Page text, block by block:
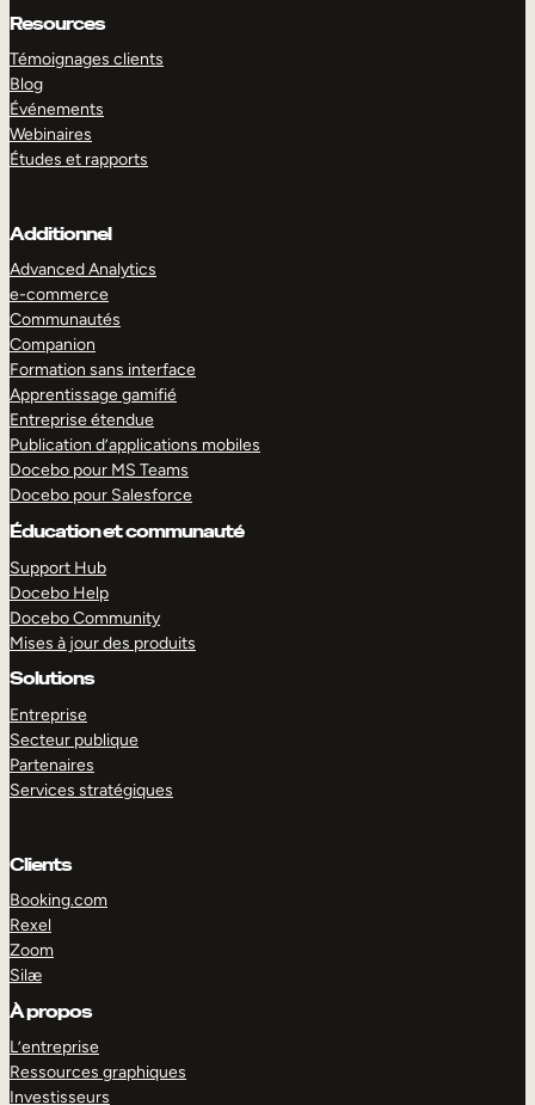
Resources
Témoignages clients
Blog
Événements
Webinaires
Études et rapports
Additionnel
Advanced Analytics
e-commerce
Communautés
Companion
Formation sans interface
Apprentissage gamifié
Entreprise étendue
Publication d’applications mobiles
Docebo pour MS Teams
Docebo pour Salesforce
Éducation et communauté
Support Hub
Docebo Help
Docebo Community
Mises à jour des produits
Solutions
Entreprise
Secteur publique
Partenaires
Services stratégiques
Clients
Booking.com
Rexel
Zoom
Silæ
À propos
L’entreprise
Ressources graphiques
Investisseurs